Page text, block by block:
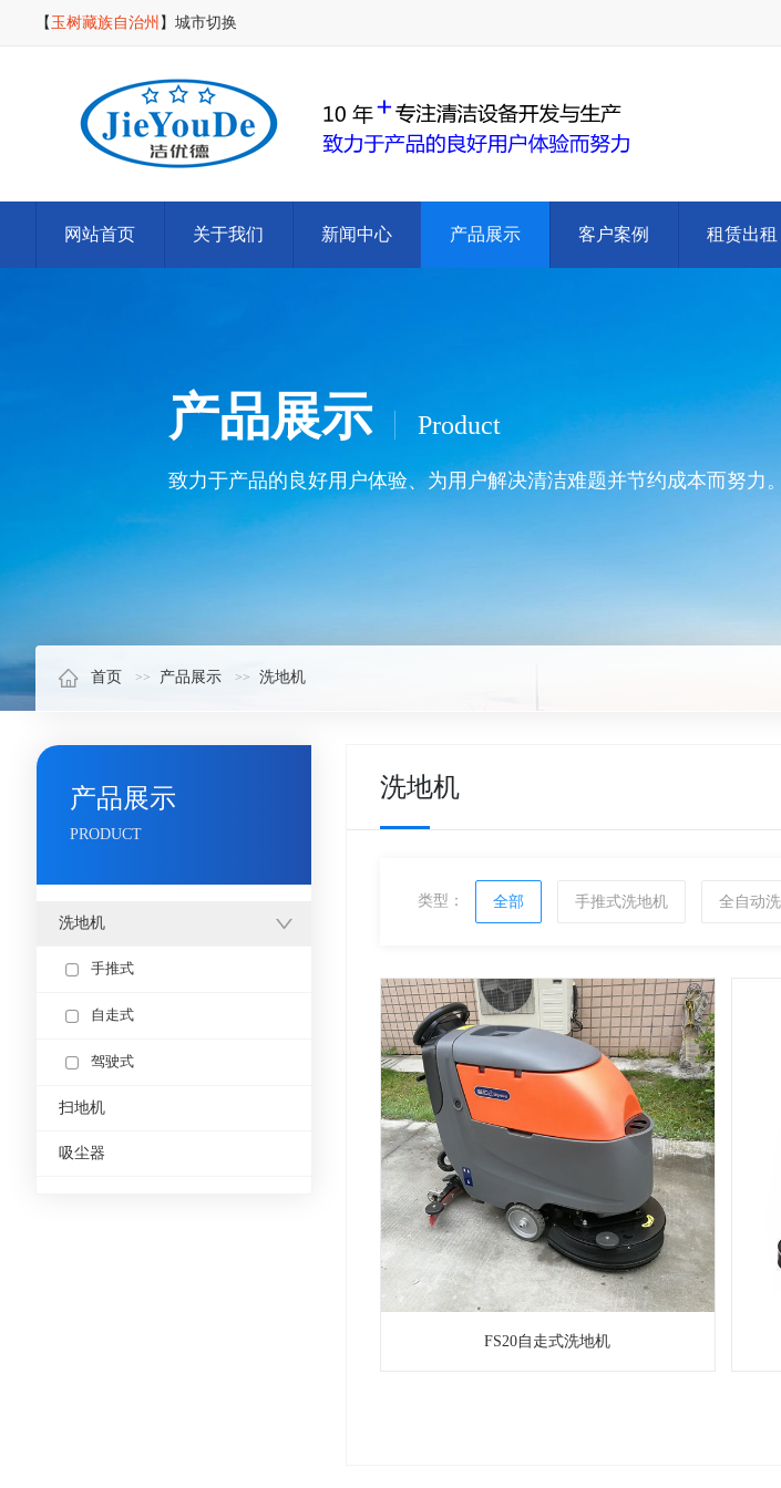
【 玉树藏族自治州 】 城市切换
网站首页 关于我们 新闻中心 产品展示 客户案例 租赁出租
产品展示 Product
致力于产品的良好用户体验、为用户解决清洁难题并节约成本而努力
首页 产品展示 洗地机
产品展示
PRODUCT
洗地机
手推式
自走式
驾驶式
扫地机
吸尘器
洗地机
类型： 全部 手推式洗地机 全自动
FS20自走式洗地机